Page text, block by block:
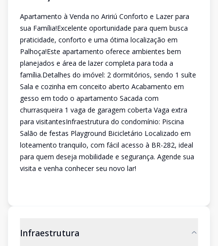
Apartamento à Venda no Aririú Conforto e Lazer para
sua Família!Excelente oportunidade para quem busca
praticidade, conforto e uma ótima localização em
Palhoça!Este apartamento oferece ambientes bem
planejados e área de lazer completa para toda a
família.Detalhes do imóvel: 2 dormitórios, sendo 1 suíte
Sala e cozinha em conceito aberto Acabamento em
gesso em todo o apartamento Sacada com
churrasqueira 1 vaga de garagem coberta Vaga extra
para visitantesInfraestrutura do condomínio: Piscina
Salão de festas Playground Bicicletário Localizado em
loteamento tranquilo, com fácil acesso à BR-282, ideal
para quem deseja mobilidade e segurança. Agende sua
visita e venha conhecer seu novo lar!
Infraestrutura